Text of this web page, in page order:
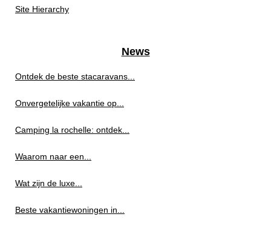
Site Hierarchy
News
Ontdek de beste stacaravans...
Onvergetelijke vakantie op...
Camping la rochelle: ontdek...
Waarom naar een...
Wat zijn de luxe...
Beste vakantiewoningen in...